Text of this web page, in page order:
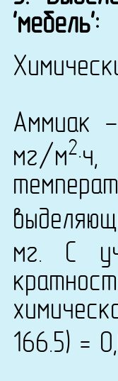
'мебель':
Аммиак
мг/м2
мг. С
166.5) =